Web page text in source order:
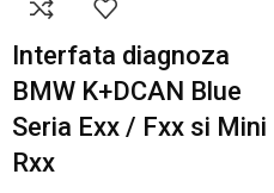
Interfata diagnoza
BMW K+DCAN Blue
Seria Exx / Fxx si Mini
Rxx